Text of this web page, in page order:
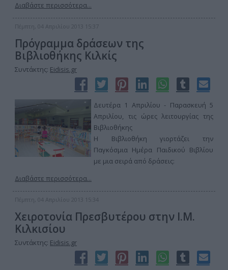
Διαβάστε περισσότερα...
Πέμπτη, 04 Απριλίου 2013 15:37
Πρόγραμμα δράσεων της
Βιβλιοθήκης Κιλκίς
Συντάκτης: Eidisis.gr
Δευτέρα 1 Απριλίου - Παρασκευή 5
Απριλίου, τις ώρες λειτουργίας της
Βιβλιοθήκης
Η Βιβλιοθήκη γιορτάζει την
Παγκόσμια Ημέρα Παιδικού Βιβλίου
με μια σειρά από δράσεις:
Διαβάστε περισσότερα...
Πέμπτη, 04 Απριλίου 2013 15:34
Χειροτονία Πρεσβυτέρου στην Ι.Μ.
Κιλκισίου
Συντάκτης: Eidisis.gr